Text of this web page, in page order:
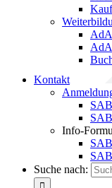
Kontakt
Info-
Suche nach: